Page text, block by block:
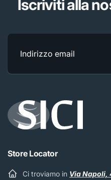
Iscriviti alla
Indirizzo
Store Locator
Ci troviamo in Via Napoli,